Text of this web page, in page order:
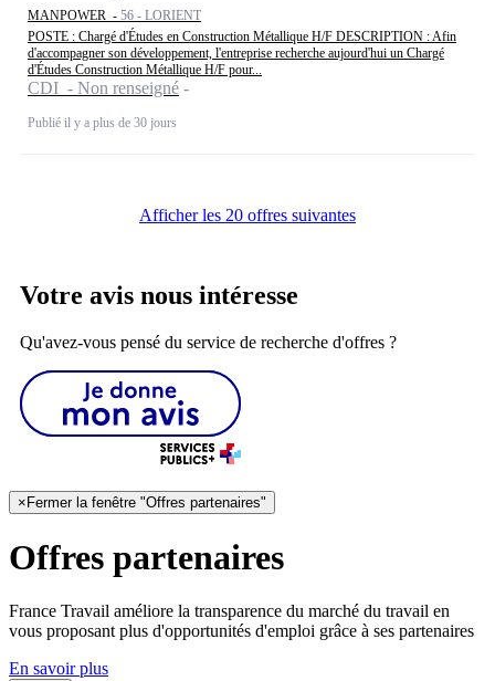
MANPOWER - 56 - LORIENT
POSTE : Chargé d'Études en Construction Métallique H/F DESCRIPTION : Afin
d'accompagner son développement, l'entreprise recherche aujourd'hui un Chargé
d'Études Construction Métallique H/F pour...
CDI - Non renseigné
Publié il y a plus de 30 jours
Afficher les 20 offres suivantes
Votre avis nous intéresse
Qu'avez-vous pensé du service de recherche d'offres ?
×Fermer la fenêtre "Offres partenaires"
Offres partenaires
France Travail améliore la transparence du marché du travail en
vous proposant plus d'opportunités d'emploi grâce à ses partenaires
En savoir plus